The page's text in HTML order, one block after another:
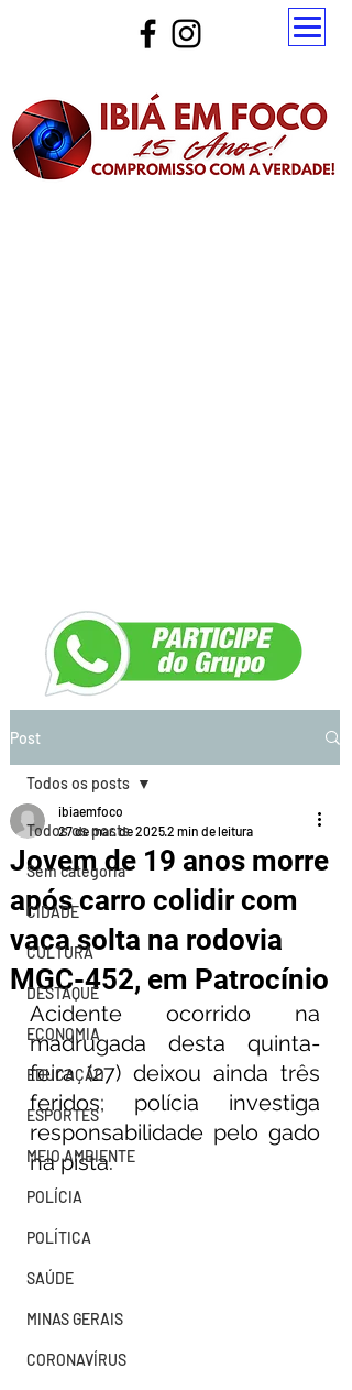
Post
Todos os posts
Sem categoria
CIDADE
CULTURA
DESTAQUE
ECONOMIA
EDUCAÇÃO
ESPORTES
MEIO AMBIENTE
POLÍCIA
POLÍTICA
SAÚDE
MINAS GERAIS
CORONAVÍRUS
Todos os posts
Jovem de 19 anos morre
após carro colidir com
vaca solta na rodovia
MGC-452, em Patrocínio
ibiaemfoco
27 de mar. de 20252 min de leitura
Acidente ocorrido na
madrugada desta quinta-
feira (27) deixou ainda três
feridos; polícia investiga
responsabilidade pelo gado
na pista.